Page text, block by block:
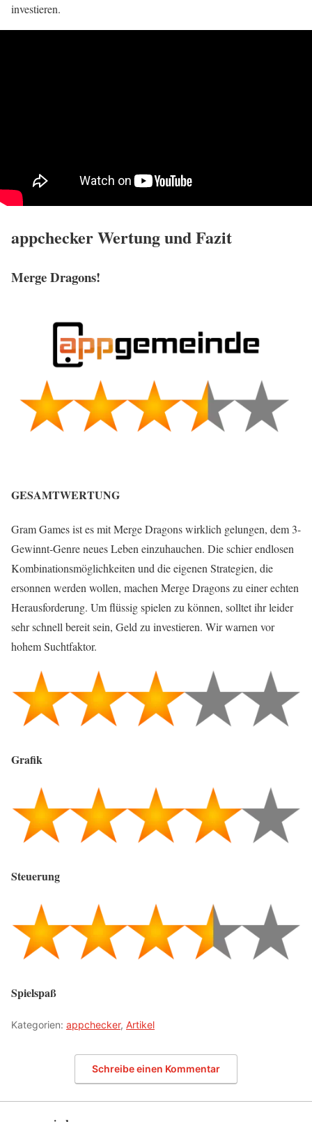
investieren.
appchecker Wertung und Fazit
Merge Dragons!
GESAMTWERTUNG
Gram Games ist es mit Merge Dragons wirklich gelungen, dem 3-
Gewinnt-Genre neues Leben einzuhauchen. Die schier endlosen
Kombinationsmöglichkeiten und die eigenen Strategien, die
ersonnen werden wollen, machen Merge Dragons zu einer echten
Herausforderung. Um flüssig spielen zu können, solltet ihr leider
sehr schnell bereit sein, Geld zu investieren. Wir warnen vor
hohem Suchtfaktor.
Grafik
Steuerung
Spielspaß
Kategorien: appchecker, Artikel
Schreibe einen Kommentar